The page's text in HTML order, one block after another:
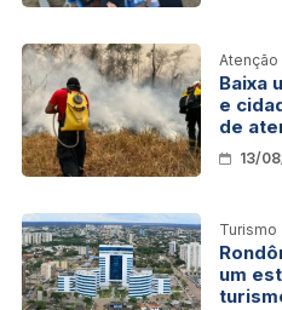
Atenção
Baixa
e
de
saúde
13/
Turismo
um